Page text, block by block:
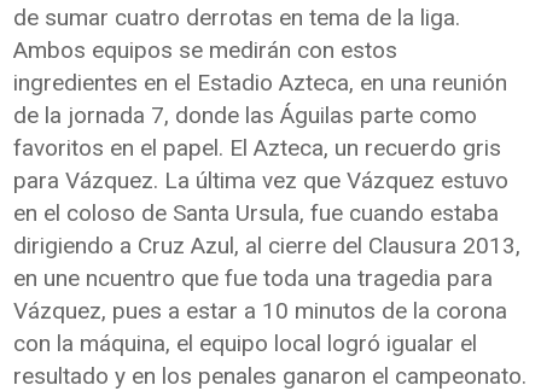
de sumar cuatro derrotas en tema de la liga.
Ambos equipos se medirán con estos
ingredientes en el Estadio Azteca, en una reunión
de la jornada 7, donde las Águilas parte como
favoritos en el papel. El Azteca, un recuerdo gris
para Vázquez. La última vez que Vázquez estuvo
en el coloso de Santa Ursula, fue cuando estaba
dirigiendo a Cruz Azul, al cierre del Clausura 2013,
en une ncuentro que fue toda una tragedia para
Vázquez, pues a estar a 10 minutos de la corona
con la máquina, el equipo local logró igualar el
resultado y en los penales ganaron el campeonato.